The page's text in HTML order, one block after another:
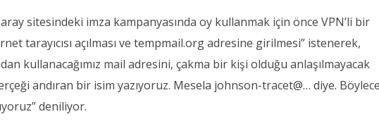
sitesindeki imza kampanyasında oy kullanmak için önce VPN’li bir
tarayıcısı açılması ve tempmail.org adresine girilmesi” istenerek,
kullanacağımız mail adresini, çakma bir kişi olduğu anlaşılmayacak
andıran bir isim yazıyoruz. Mesela johnson-tracet@… diye. Böylece
deniliyor.